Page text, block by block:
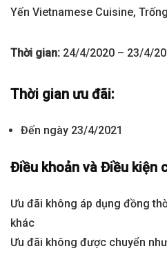
Yến Vietnamese Cuisine,
Thời gian: 24/4/2020 – 23/4/
Thời gian ưu đãi:
Đến ngày 23/4/2021
Điều khoản và Điều kiện
Ưu đãi không áp dụng đồng
khác
Ưu đãi không được chuyển